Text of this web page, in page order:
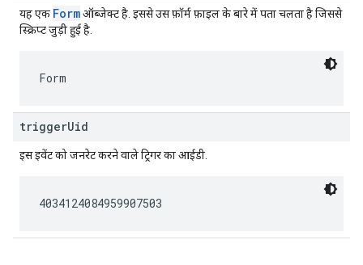
यह एक Formऑब्जेक्ट है. इससे उस फ़ॉर्म फ़ाइल के बारे में पता चलता है जिससे
स्क्रिप्ट जुड़ी हुई है.
Form
triggerUid
इस इवेंट को जनरेट करने वाले ट्रिगर का आईडी.
4034124084959907503